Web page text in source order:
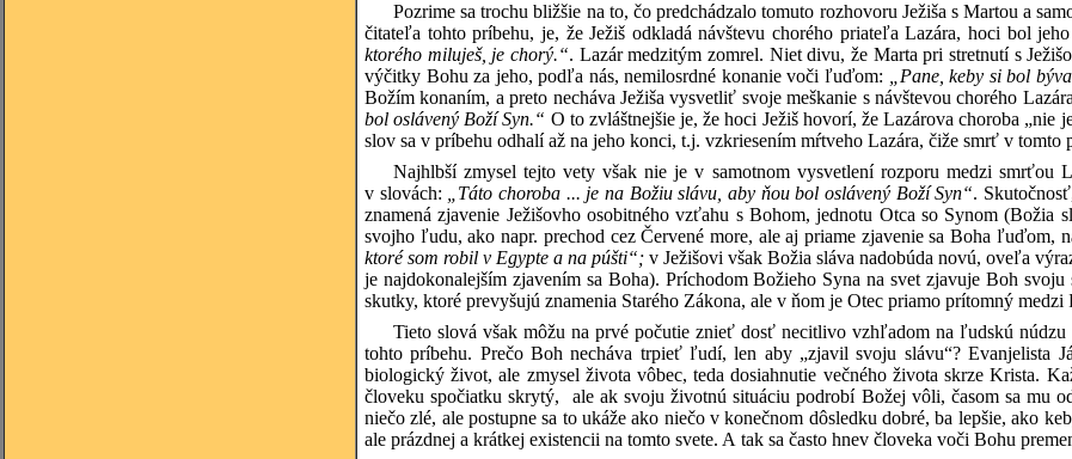
Pozrime sa trochu bližšie na to, čo predchádzalo tomuto rozhovoru Ježiša s Martou a
čitateľa tohto príbehu, je, že Ježiš odkladá návštevu chorého priateľa Lazára, hoci bol
ktorého miluješ, je chorý.“. Lazár medzitým zomrel. Niet divu, že Marta pri stretnutí s
výčitky Bohu za jeho, podľa nás, nemilosrdné konanie voči ľuďom:
„Pane, keby si bol
Božím konaním, a preto necháva Ježiša vysvetliť svoje meškanie s návštevou chorého
bol oslávený Boží Syn.“ O to zvláštnejšie je, že hoci Ježiš hovorí, že Lazárova choroba
slov sa v príbehu odhalí až na jeho konci, t.j. vzkriesením mŕtveho Lazára, čiže smrť v tomto
Najhlbší zmysel tejto vety však nie je v samotnom vysvetlení rozporu medzi smrťou
v slovách:
„Táto choroba ... je na Božiu slávu, aby ňou bol oslávený Boží Syn“.
znamená zjavenie Ježišovho osobitného vzťahu s Bohom, jednotu Otca so Synom
svojho ľudu, ako napr. prechod cez Červené more, ale aj priame zjavenie sa Boha ľuďom,
ktoré som robil v Egypte a na púšti“; v Ježišovi však Božia sláva nadobúda novú, oveľa
je najdokonalejším zjavením sa Boha). Príchodom Božieho Syna na svet zjavuje Boh
skutky, ktoré prevyšujú znamenia Starého Zákona, ale v ňom je Otec priamo prítomný
Tieto slová však môžu na prvé počutie znieť dosť necitlivo vzhľadom na ľudskú
tohto príbehu. Prečo Boh necháva trpieť ľudí, len aby „zjavil svoju slávu“? Evanjelista
biologický život, ale zmysel života vôbec, teda dosiahnutie večného života skrze Krista.
človeku spočiatku skrytý, ale ak svoju životnú situáciu podrobí Božej vôli, časom sa mu
niečo zlé, ale postupne sa to ukáže ako niečo v konečnom dôsledku dobré, ba lepšie, ako
ale prázdnej a krátkej existencii na tomto svete. A tak sa často hnev človeka voči Bohu